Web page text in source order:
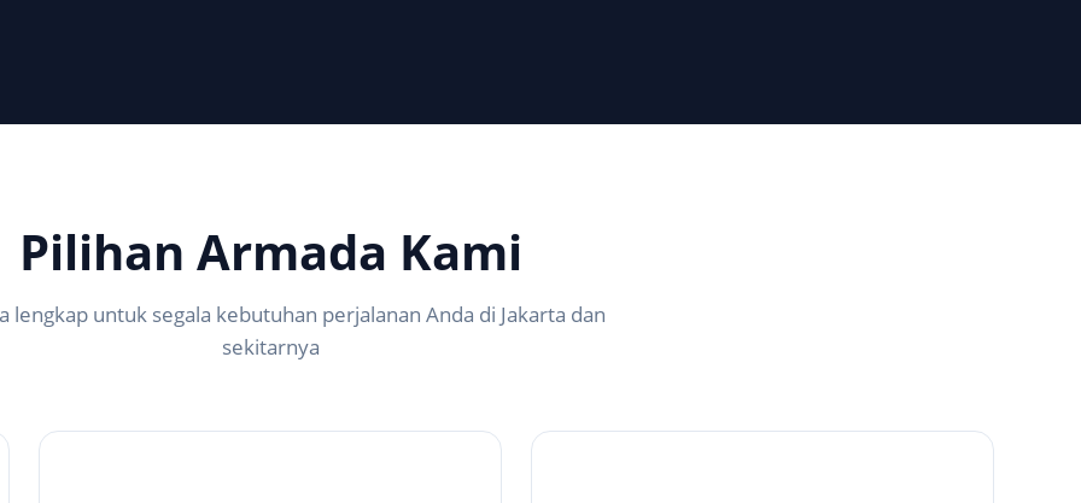
Pilihan Armada Kami
lengkap untuk segala kebutuhan perjalanan Anda di Jakarta dan
sekitarnya